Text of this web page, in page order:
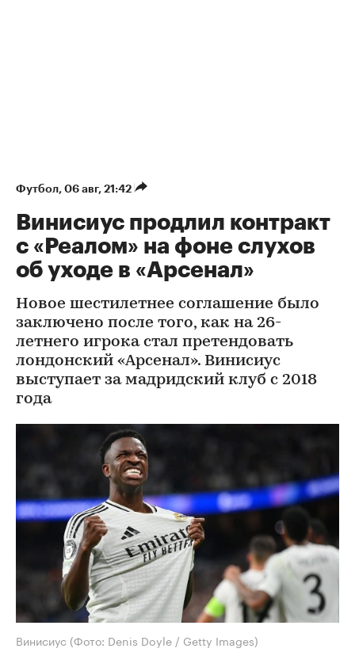
Футбол⁠, 06 авг, 21:42
Винисиус продлил контракт
с «Реалом» на фоне слухов
об уходе в «Арсенал»
Новое шестилетнее соглашение было
заключено после того, как на 26-
летнего игрока стал претендовать
лондонский «Арсенал». Винисиус
выступает за мадридский клуб с 2018
года
Винисиус (Фото: Denis Doyle / Getty Images)